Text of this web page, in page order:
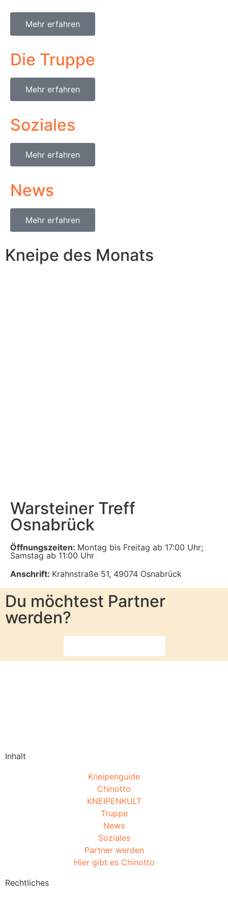
Mehr erfahren
Die Truppe
Mehr erfahren
Soziales
Mehr erfahren
News
Mehr erfahren
Kneipe des Monats
Warsteiner Treff
Osnabrück
Öffnungszeiten: Montag bis Freitag ab 17:00 Uhr;
Samstag ab 11:00 Uhr
Anschrift: Krahnstraße 51, 49074 Osnabrück
Du möchtest Partner
werden?
Inhalt
Kneipenguide
Chinotto
KNEIPENKULT
Truppe
News
Soziales
Partner werden
Hier gibt es Chinotto
Rechtliches